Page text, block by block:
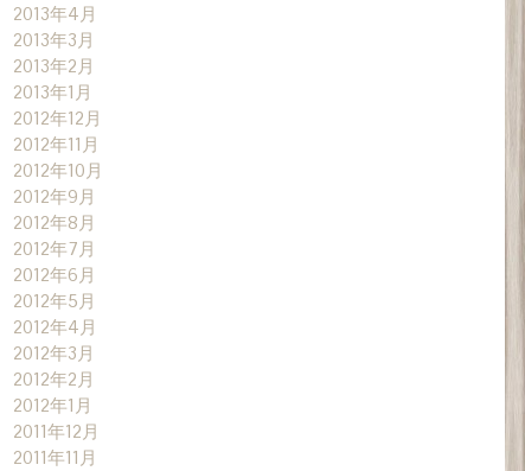
2013年4月
2013年3月
2013年2月
2013年1月
2012年12月
2012年11月
2012年10月
2012年9月
2012年8月
2012年7月
2012年6月
2012年5月
2012年4月
2012年3月
2012年2月
2012年1月
2011年12月
2011年11月